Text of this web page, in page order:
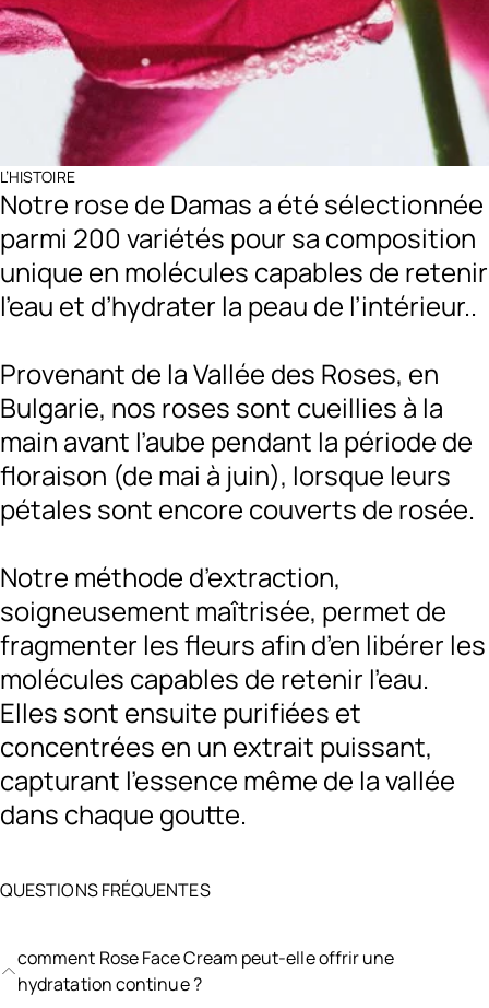
L’HISTOIRE
Notre rose de Damas a été sélectionnée
parmi 200 variétés pour sa composition
unique en molécules capables de retenir
l’eau et d’hydrater la peau de l’intérieur..
Provenant de la Vallée des Roses, en
Bulgarie, nos roses sont cueillies à la
main avant l’aube pendant la période de
floraison (de mai à juin), lorsque leurs
pétales sont encore couverts de rosée.
Notre méthode d’extraction,
soigneusement maîtrisée, permet de
fragmenter les fleurs afin d’en libérer les
molécules capables de retenir l’eau.
Elles sont ensuite purifiées et
concentrées en un extrait puissant,
capturant l’essence même de la vallée
dans chaque goutte.
QUESTIONS FRÉQUENTES
comment Rose Face Cream peut-elle offrir une
hydratation continue ?